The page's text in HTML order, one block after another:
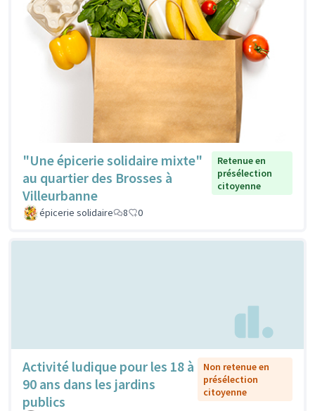
"Une épicerie solidaire mixte"
au quartier des Brosses à
Villeurbanne
Retenue en
présélection
citoyenne
épicerie solidaire 8 0
Activité ludique pour les 18 à
90 ans dans les jardins
publics
Non retenue en
présélection
citoyenne